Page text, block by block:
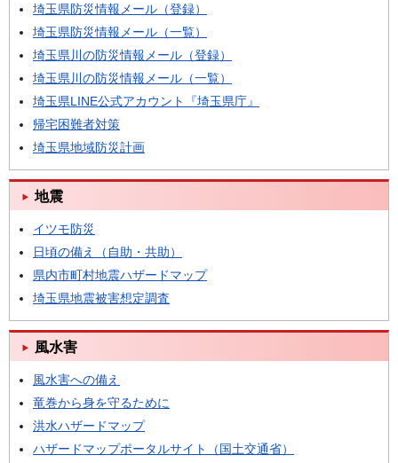
埼玉県防災情報メール（登録）
埼玉県防災情報メール（一覧）
埼玉県川の防災情報メール（登録）
埼玉県川の防災情報メール（一覧）
埼玉県LINE公式アカウント『埼玉県庁』
帰宅困難者対策
埼玉県地域防災計画
地震
イツモ防災
日頃の備え（自助・共助）
県内市町村地震ハザードマップ
埼玉県地震被害想定調査
風水害
風水害への備え
竜巻から身を守るために
洪水ハザードマップ
ハザードマップポータルサイト（国土交通省）